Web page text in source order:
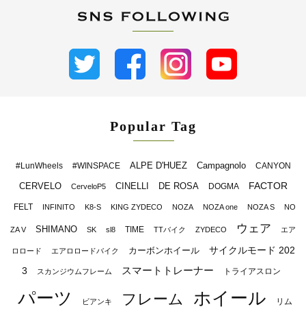
Popular Tag
#LunWheels #WINSPACE ALPE D'HUEZ Campagnolo CANYON
CERVELO CerveloP5 CINELLI DE ROSA DOGMA FACTOR
FELT INFINITO K8-S KING ZYDECO NOZA NOZA one NOZA S NO
ZA V SHIMANO SK sl8 TIME TTバイク ZYDECO ウェア エア
ロロード エアロロードバイク カーボンホイール
サイクルモード 202
3
スカンジウムフレーム スマートトレーナー トライアスロン
パーツ ビアンキ フレーム ホイール リム